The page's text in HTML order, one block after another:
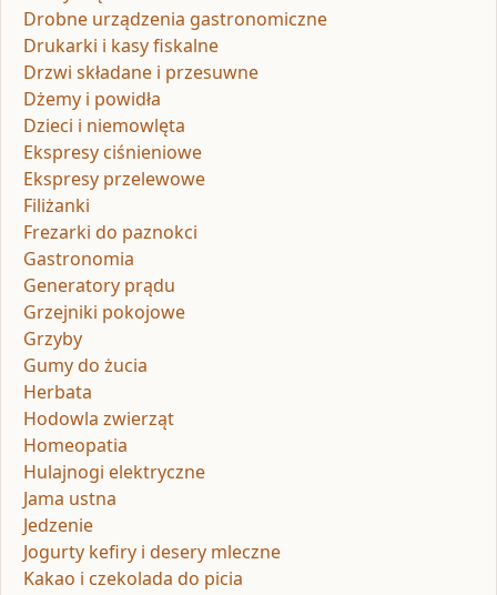
Drobne urządzenia gastronomiczne
Drukarki i kasy fiskalne
Drzwi składane i przesuwne
Dżemy i powidła
Dzieci i niemowlęta
Ekspresy ciśnieniowe
Ekspresy przelewowe
Filiżanki
Frezarki do paznokci
Gastronomia
Generatory prądu
Grzejniki pokojowe
Grzyby
Gumy do żucia
Herbata
Hodowla zwierząt
Homeopatia
Hulajnogi elektryczne
Jama ustna
Jedzenie
Jogurty kefiry i desery mleczne
Kakao i czekolada do picia